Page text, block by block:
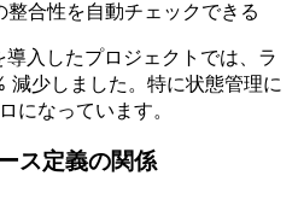
整合性を自動チェックできる
入したプロジェクトでは、ラ
減少しました。特に状態管理に
になっています。
ス定義の関係